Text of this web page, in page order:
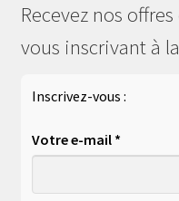
Recevez nos
vous inscrivant à
Inscrivez-vous :
Votre e-mail *